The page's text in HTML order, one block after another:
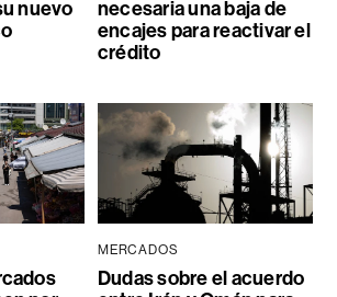
nuevo
necesaria una baja de
encajes para reactivar el
crédito
MERCADOS
Dudas sobre el acuerdo